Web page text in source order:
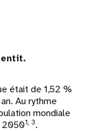
était de 1,52 %
Au rythme
mondiale
20501, 3.